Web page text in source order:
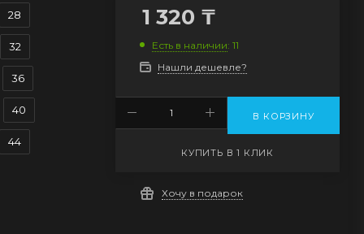
28
32
36
40
44
1 320 ₸
Есть в наличии: 11
Нашли дешевле?
В КОРЗИНУ
КУПИТЬ В 1 КЛИК
Хочу в подарок